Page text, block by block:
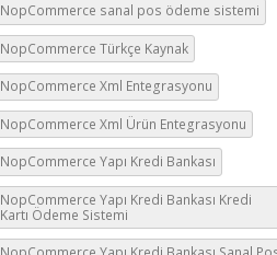
NopCommerce sanal pos ödeme sistemi
NopCommerce Türkçe Kaynak
NopCommerce Xml Entegrasyonu
NopCommerce Xml Ürün Entegrasyonu
NopCommerce Yapı Kredi Bankası
NopCommerce Yapı Kredi Bankası Kredi
Kartı Ödeme Sistemi